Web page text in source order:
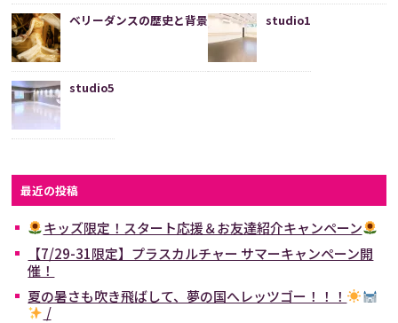
ベリーダンスの歴史と背景 studio1
studio5
最近の投稿
キッズ限定！スタート応援＆お友達紹介キャンペーン
【7/29-31限定】プラスカルチャー サマーキャンペーン開
催！
夏の暑さも吹き飛ばして、夢の国へレッツゴー！！！
/